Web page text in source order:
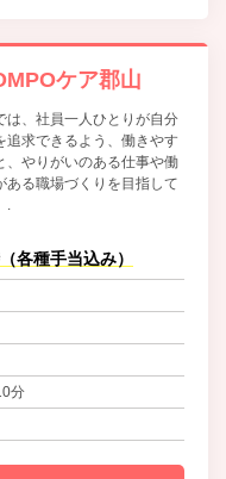
ケア郡山
は、社員一人ひとりが自分
追求できるよう、働きやす
、やりがいのある仕事や働
ある職場づくりを目指して
.
各種手当込み）
分